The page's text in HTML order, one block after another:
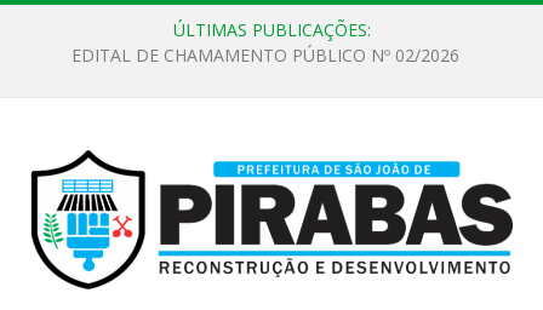
ÚLTIMAS PUBLICAÇÕES:
EDITAL DE CHAMAMENTO PÚBLICO Nº 02/2026